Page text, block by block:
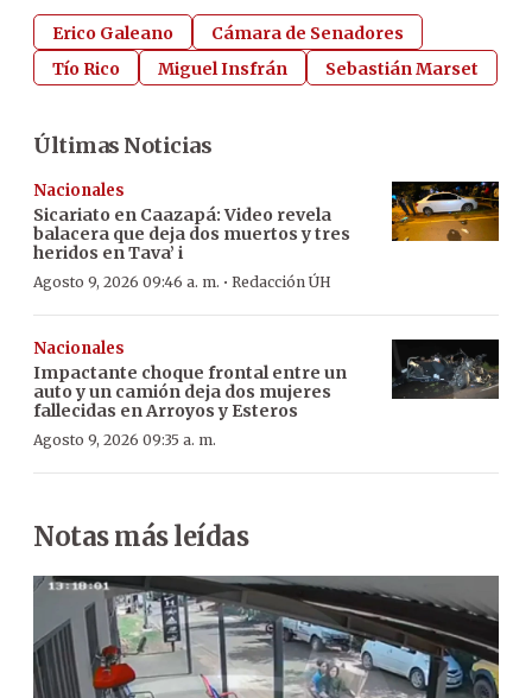
Erico Galeano
Cámara de Senadores
Tío Rico
Miguel Insfrán Sebastián Marset
Últimas Noticias
Nacionales
Sicariato en Caazapá: Video revela
balacera que deja dos muertos y tres
heridos en Tava’ i
Agosto 9, 2026 09:46 a. m. · Redacción ÚH
Nacionales
Impactante choque frontal entre un
auto y un camión deja dos mujeres
fallecidas en Arroyos y Esteros
Agosto 9, 2026 09:35 a. m.
Notas más leídas